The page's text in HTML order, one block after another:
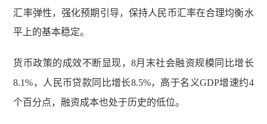
汇率弹性，强化预期引导，保持人民币汇率在合理均衡水
平上的基本稳定。
货币政策的成效不断显现， 8月末社会融资规模同比增长
8.1%，人民币贷款同比增长8.5%，高于名义GDP增速约4
个百分点，融资成本也处于历史的低位。